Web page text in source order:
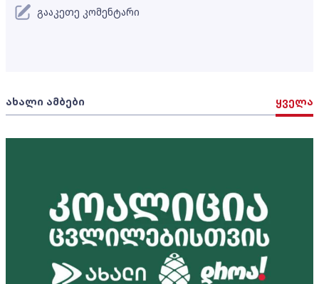
ახალი ამბები ყველა
გააკეთე კომენტარი